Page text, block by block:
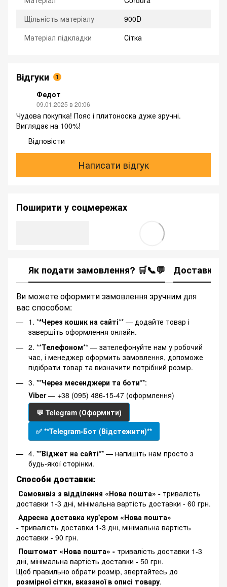
Щільність матеріалу
900D
Матеріал підкладки
Сітка
Відгуки 1
Федот
09.01.2025 в 20:06
Чудова покупка! Пояс і плитоноска дуже зручні.
Виглядає на 100%!
Відповісти
Написати відгук
Поширити у соцмережах
Як подати замовлення? 🛒📞💬 Доставка
Ви можете оформити замовлення зручним для
вас способом:
1. **Через кошик на сайті** — додайте товар і
завершіть оформлення онлайн.
2. **Телефоном** — зателефонуйте нам у робочий
час, і менеджер оформить замовлення, допоможе
підібрати товар та визначити потрібний розмір.
3. **Через месенджери та боти**:
Viber— +38 (095) 486-15-47 (оформлення)
💬 Telegram (Оформити)
✅ **Telegram-Бот (Відстежити)**
4. **Віджет на сайті** — напишіть нам просто з
будь-якої сторінки.
Способи доставки:
Самовивіз з відділення «Нова пошта» - тривалість
доставки 1-3 дні, мінімальна вартість доставки - 60 грн.
Адресна доставка кур'єром «Нова пошта»
- тривалість доставки 1-3 дні, мінімальна вартість
доставки - 90 грн.
Поштомат «Нова пошта» - тривалість доставки 1-3
дні, мінімальна вартість доставки - 50 грн.
Щоб правильно обрати розмір, звертайтесь до
розмірної сітки, вказаної в описі товару.